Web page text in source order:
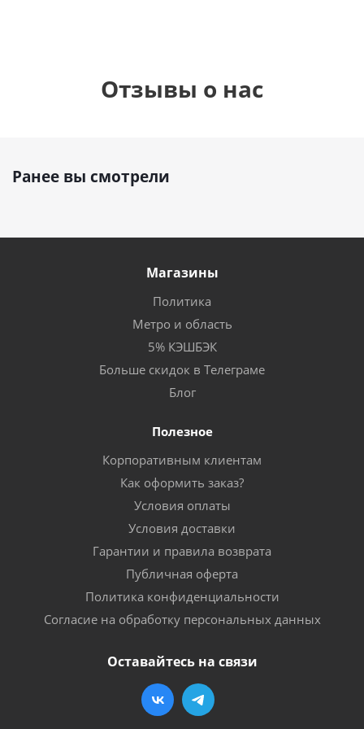
Отзывы о нас
Ранее вы смотрели
Магазины
Политика
Метро и область
5% КЭШБЭК
Больше скидок в Телеграме
Блог
Полезное
Корпоративным клиентам
Как оформить заказ?
Условия оплаты
Условия доставки
Гарантии и правила возврата
Публичная оферта
Политика конфиденциальности
Согласие на обработку персональных данных
Оставайтесь на связи